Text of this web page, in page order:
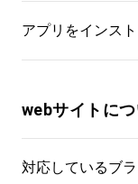
アプリをインス
webサイトに
対応しているブ